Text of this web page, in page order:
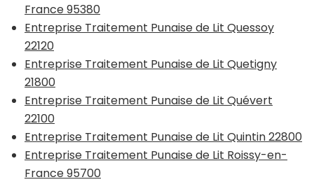
France 95380
Entreprise Traitement Punaise de Lit Quessoy
22120
Entreprise Traitement Punaise de Lit Quetigny
21800
Entreprise Traitement Punaise de Lit Quévert
22100
Entreprise Traitement Punaise de Lit Quintin 22800
Entreprise Traitement Punaise de Lit Roissy-en-
France 95700